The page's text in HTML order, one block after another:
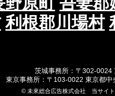
利根郡川場村
茨城事務所：〒302-0024
東京事務所：〒103-0022 東京都
© 未來総合広告株式会社 当サイ